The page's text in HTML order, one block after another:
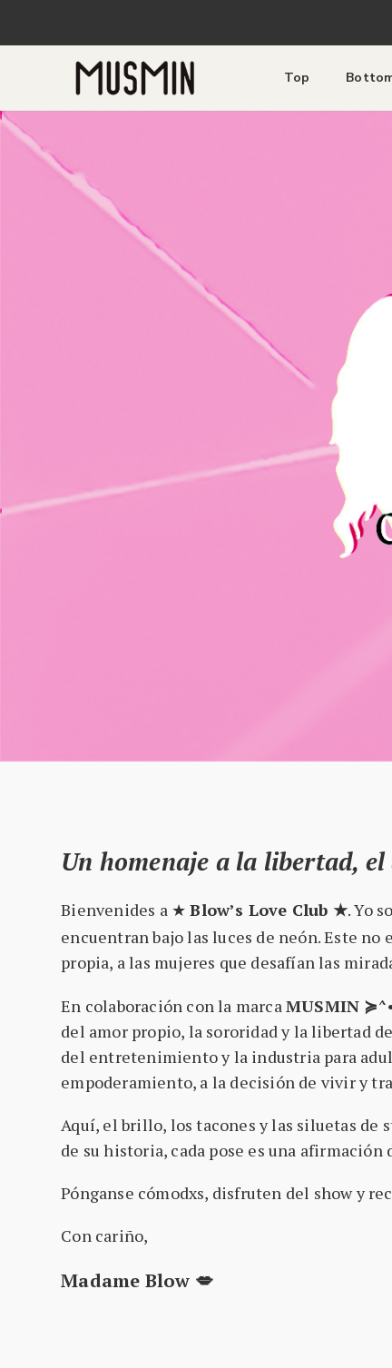
Top
Un homenaje a la libertad,
Bienvenides a ★Blow’s Love Club ★. Yo
encuentran bajo las luces de neón. Este
propia, a las mujeres que desafían las
En colaboración con la marca MUSMIN
del amor propio, la sororidad y la libertad
del entretenimiento y la industria para
empoderamiento, a la decisión de vivir y
Aquí, el brillo, los tacones y las siluetas de
de su historia, cada pose es una
Pónganse cómodxs, disfruten del show y
Con cariño,
Madame Blow 💋